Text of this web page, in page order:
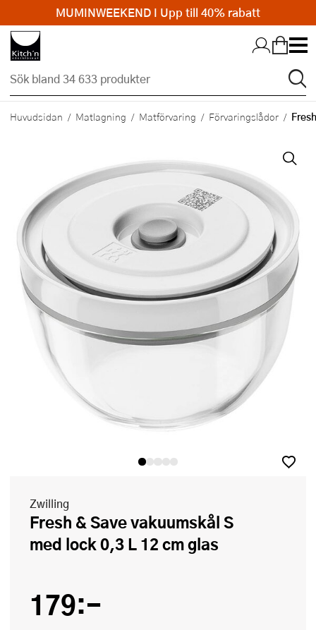
Hopp till huvudinnehållet
Huvudsidan Matlagning Matförvaring Förvaringslådor
Zwilling
Fresh & Save vakuumskål S
med lock 0,3 L 12 cm glas
179:-
MUMINWEEKEND I Upp till 40% rabatt